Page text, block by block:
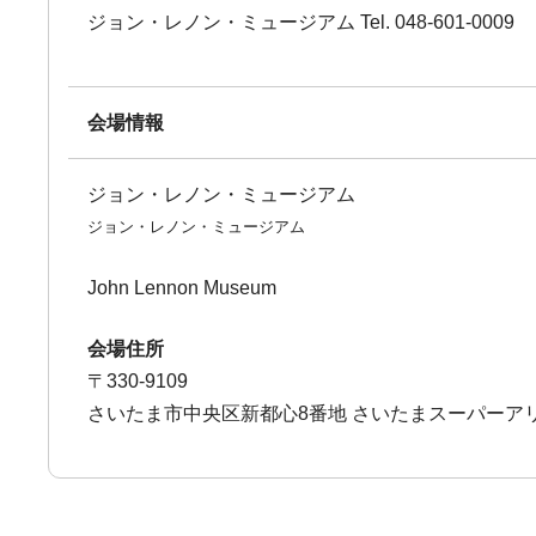
ジョン・レノン・ミュージアム Tel. 048-601-0009
会場情報
ジョン・レノン・ミュージアム
ジョン・レノン・ミュージアム
John Lennon Museum
会場住所
〒330-9109
さいたま市中央区新都心8番地 さいたまスーパーア